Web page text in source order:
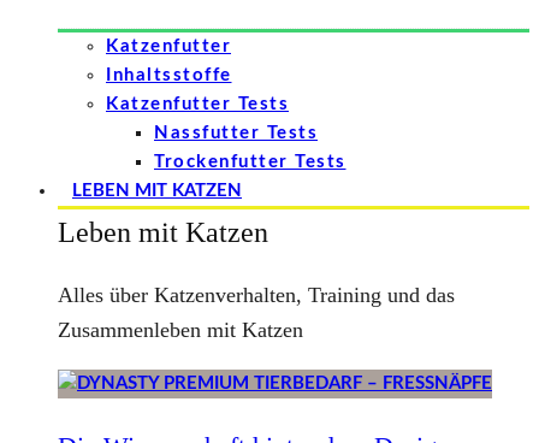
Katzenfutter
Inhaltsstoffe
Katzenfutter Tests
Nassfutter Tests
Trockenfutter Tests
LEBEN MIT KATZEN
Leben mit Katzen
Alles über Katzenverhalten, Training und das
Zusammenleben mit Katzen